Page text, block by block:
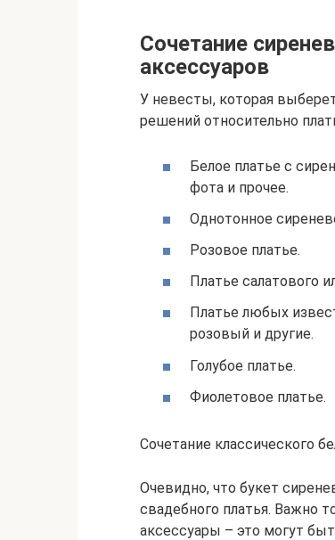
Сочетание
аксессуаров
У невесты, которая
решений относительно
Белое платье с
фота и прочее.
Однотонное
Розовое платье.
Платье салатового
Платье любых
розовый и другие.
Голубое платье.
Фиолетовое платье.
Сочетание классического
Очевидно, что букет
свадебного платья. Важно
аксессуары – это могут